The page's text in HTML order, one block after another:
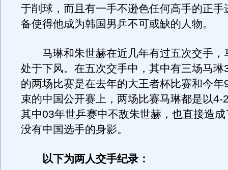
于削球，而且有一手不逊色任何高手的正手
备使得他成为韩国男乒不可或缺的人物。
马琳和朱世赫在近几年有过五次交手，
处于下风。在五次交手中，其中有三场马琳
的两场比赛是在去年的大王者杯比赛和今年
束的中国公开赛上，两场比赛马琳都是以4-
其中03年世乒赛中不敌朱世赫，也直接造
没有中国选手的身影。
以下为两人交手纪录：